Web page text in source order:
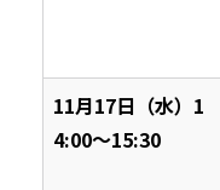
11月17日（水）1
4:00〜15:30